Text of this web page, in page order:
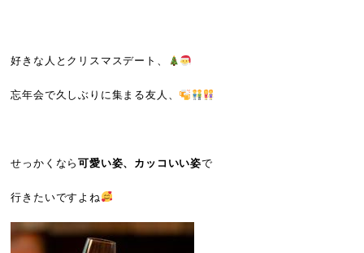
好きな人とクリスマスデート、
忘年会で久しぶりに集まる友人、
せっかくなら 可愛い姿、カッコいい姿で
行きたいですよね